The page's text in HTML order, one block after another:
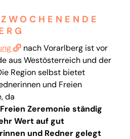
nach Vorarlberg ist vor
aus Westösterreich und der
Region selbst bietet
und Freien
da
Zeremonie ständig
Wert auf gut
und Redner gelegt